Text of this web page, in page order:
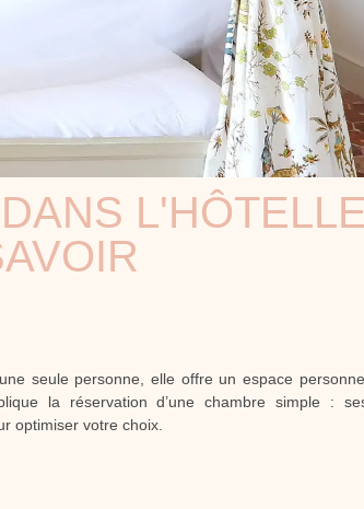
seule personne, elle offre un espace
la réservation d’une chambre simple :
optimiser votre choix.